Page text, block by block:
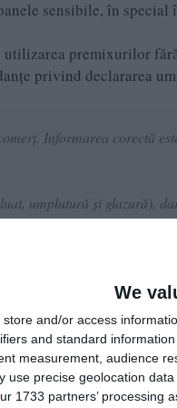
We
store and/or access
and standard
measurement, audience
use precise geolocation
1733 partners’ processing
sensibile, în
utilizarea premixurilor
privind declararea
Informarea corectă
umplutură și glazură),
sigur în mod obișnuit,
iritații, probleme digestive
indicarea procentului real
sugerează ambalajul